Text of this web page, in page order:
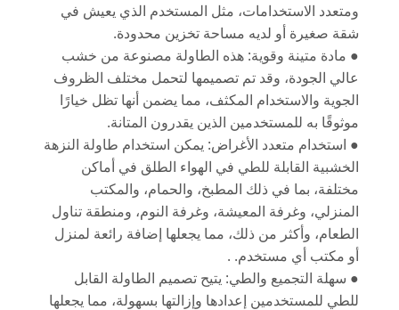
ومتعدد الاستخدامات، مثل المستخدم الذي يعيش في
شقة صغيرة أو لديه مساحة تخزين محدودة.
● مادة متينة وقوية: هذه الطاولة مصنوعة من خشب
عالي الجودة، وقد تم تصميمها لتحمل مختلف الظروف
الجوية والاستخدام المكثف، مما يضمن أنها تظل خيارًا
موثوقًا به للمستخدمين الذين يقدرون المتانة.
● استخدام متعدد الأغراض: يمكن استخدام طاولة النزهة
الخشبية القابلة للطي في الهواء الطلق في أماكن
مختلفة، بما في ذلك المطبخ، والحمام، والمكتب
المنزلي، وغرفة المعيشة، وغرفة النوم، ومنطقة تناول
الطعام، وأكثر من ذلك، مما يجعلها إضافة رائعة لمنزل
أو مكتب أي مستخدم. .
● سهلة التجميع والطي: يتيح تصميم الطاولة القابل
للطي للمستخدمين إعدادها وإزالتها بسهولة، مما يجعلها